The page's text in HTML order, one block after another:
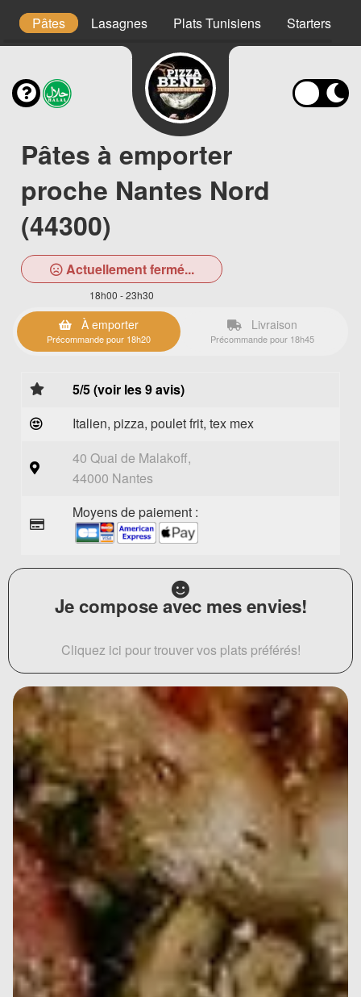
Pâtes Lasagnes Plats Tunisiens Starters
Pâtes à emporter
proche Nantes Nord
(44300)
Actuellement fermé...
18h00 - 23h30
À emporter
Précommande pour 18h20
Livraison
Précommande pour 18h45
5/5 (voir les 9 avis)
Italien, pizza, poulet frit, tex mex
40 Quai de Malakoff,
44000 Nantes
Moyens de paiement :
Je compose avec mes envies!
Cliquez ici pour trouver vos plats préférés!